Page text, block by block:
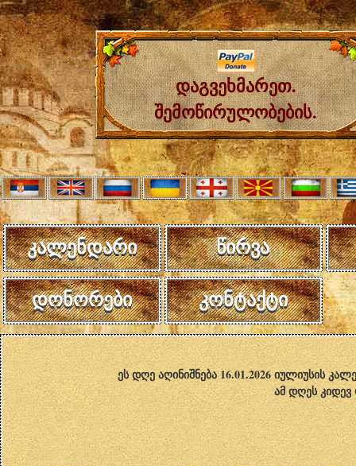
დაგვეხმარეთ.
შემოწირულობების.
კალენდარი წირვა
დონორები კონტაქტი
ეს დღე აღინიშნება 16.01.2026 იულიუსის
ამ დღეს